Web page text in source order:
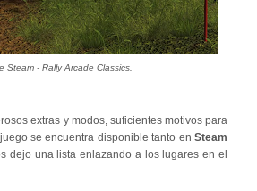
- Rally Arcade Classics.
extras y modos, suficientes motivos para
se encuentra disponible tanto en Steam
dejo una lista enlazando a los lugares en el